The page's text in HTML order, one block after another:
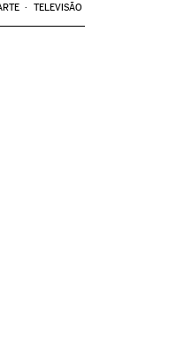
TELEVISÃO